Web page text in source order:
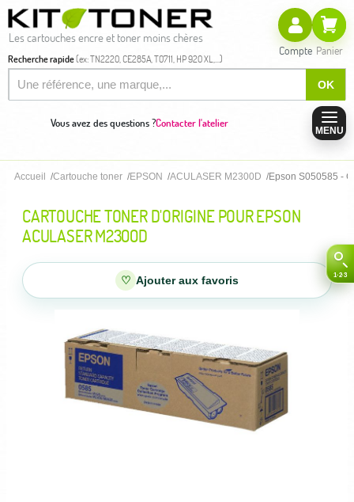
Les cartouches encre et toner moins chères
Recherche rapide(ex: TN2220, CE285A, T0711, HP 920 XL,...)
OK
Compte Panier
Vous avez des questions ?Contacter l'atelier
MENU
Accueil Cartouche toner EPSON ACULASER M2300D Epson S050585 -
CARTOUCHE TONER D'ORIGINE POUR EPSON
ACULASER M2300D
♡ Ajouter aux favoris